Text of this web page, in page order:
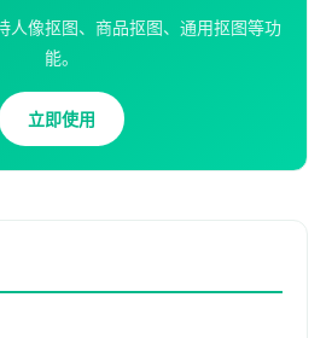
人像抠图、商品抠图、通用抠图等功
能。
立即使用